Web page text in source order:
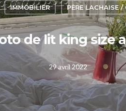
IMMOBILIER PÈRE LACHAISE
de lit king size
29 avril 2022